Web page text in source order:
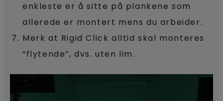
enkleste er å sitte på plankene som
allerede er montert mens du arbeider.
Merk at Rigid Click alltid skal monteres
“flytende”, dvs. uten lim.